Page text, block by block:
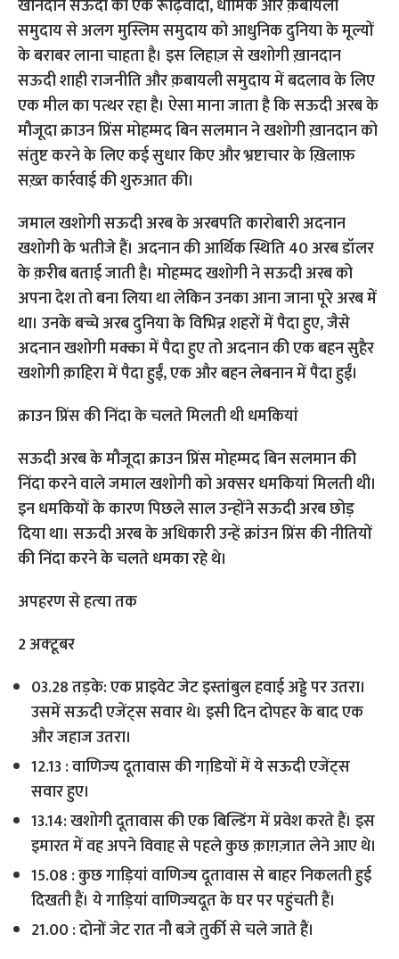
खानदान सऊदी को एक रूढ़िवादी, धार्मिक और क़बायली
समुदाय से अलग मुस्लिम समुदाय को आधुनिक दुनिया के मूल्यों
के बराबर लाना चाहता है। इस लिहाज़ से खशोगी ख़ानदान
सऊदी शाही राजनीति और क़बायली समुदाय में बदलाव के लिए
एक मील का पत्थर रहा है। ऐसा माना जाता है कि सऊदी अरब के
मौजूदा क्राउन प्रिंस मोहम्मद बिन सलमान ने खशोगी ख़ानदान को
संतुष्ट करने के लिए कई सुधार किए और भ्रष्टाचार के ख़िलाफ़
सख़्त कार्रवाई की शुरुआत की।
जमाल खशोगी सऊदी अरब के अरबपति कारोबारी अदनान
खशोगी के भतीजे हैं। अदनान की आर्थिक स्थिति 40 अरब डॉलर
के क़रीब बताई जाती है। मोहम्मद खशोगी ने सऊदी अरब को
अपना देश तो बना लिया था लेकिन उनका आना जाना पूरे अरब में
था। उनके बच्चे अरब दुनिया के विभिन्न शहरों में पैदा हुए, जैसे
अदनान खशोगी मक्का में पैदा हुए तो अदनान की एक बहन सुहैर
खशोगी क़ाहिरा में पैदा हुईं, एक और बहन लेबनान में पैदा हुईं।
क्राउन प्रिंस की निंदा के चलते मिलती थी ध‍मकियां
सऊदी अरब के मौजूदा क्राउन प्रिंस मोहम्मद बिन सलमान की
निंदा करने वाले जमाल खशोगी को अक्‍सर धमकियां मिलती थी।
इन धमकियों के कारण पिछले साल उन्‍होंने सऊदी अरब छोड़
दिया था। सऊदी अरब के अधिकारी उन्हें क्रांउन प्रिंस की नीतियों
की निंदा करने के चलते धमका रहे थे।
अपहरण से हत्‍या तक
2 अक्‍टूबर
03.28 तड़के: एक प्राइवेट जेट इस्तांबुल हवाई अड्डे पर उतरा।
उसमें सऊदी एजेंट्स सवार थे। इसी दिन दोपहर के बाद एक
और जहाज उतरा।
12.13 : वाणिज्‍य दूतावास की गाडि़यों में ये सऊदी एजेंट्स
सवार हुए।
13.14: खशोगी दूतावास की एक बिल्डिंग में प्रवेश करते हैं। इस
इमारत में वह अपने विवाह से पहले कुछ क़ाग़ज़ात लेने आए थे।
15.08 : कुछ गाड़ियां वाणिज्य दूतावास से बाहर निकलती हुई
दिखती हैं। ये गाड़‍ियां वाणिज्यदूत के घर पर पहुंचती हैं।
21.00 : दोनों जेट रात नौ बजे तुर्की से चले जाते हैं।